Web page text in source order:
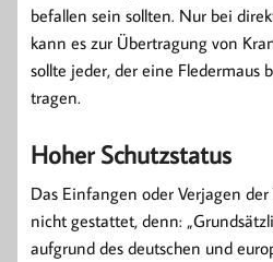
befallen sein sollten. Nur bei
kann es zur Übertragung von
sollte jeder, der eine Fledermaus
tragen.
Hoher Schutzstatus
Das Einfangen oder Verjagen
nicht gestattet, denn:
aufgrund des deutschen und